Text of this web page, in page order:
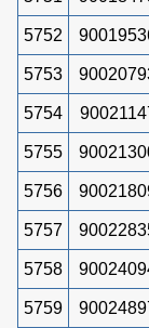
5752
5753
5754
5755
5756
5757
5758
5759